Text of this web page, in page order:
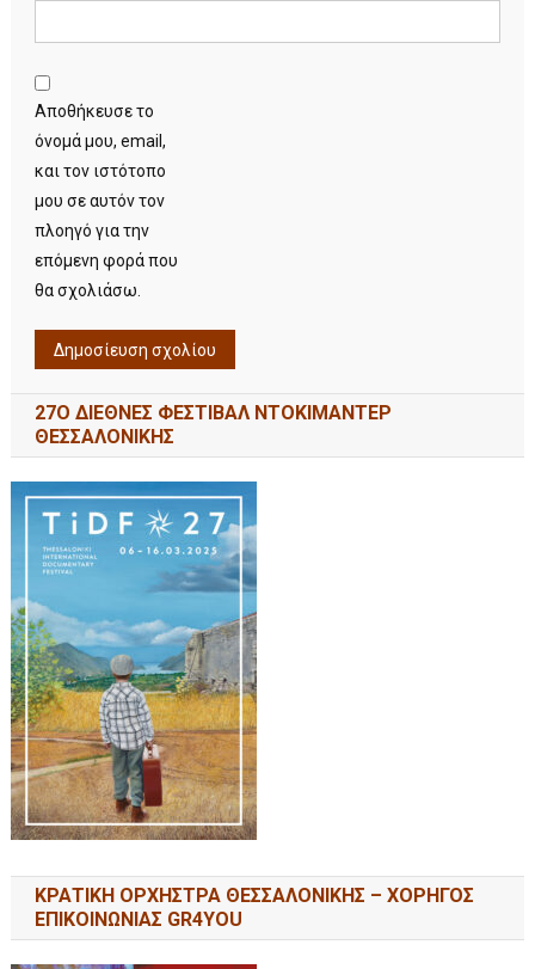
Αποθήκευσε το
όνομά μου, email,
και τον ιστότοπο
μου σε αυτόν τον
πλοηγό για την
επόμενη φορά που
θα σχολιάσω.
27Ο ΔΙΕΘΝΕΣ ΦΕΣΤΙΒΑΛ ΝΤΟΚΙΜΑΝΤΕΡ
ΘΕΣΣΑΛΟΝΙΚΗΣ
ΚΡΑΤΙΚΗ ΟΡΧΗΣΤΡΑ ΘΕΣΣΑΛΟΝΙΚΗΣ – ΧΟΡΗΓΟΣ
ΕΠΙΚΟΙΝΩΝΙΑΣ GR4YOU